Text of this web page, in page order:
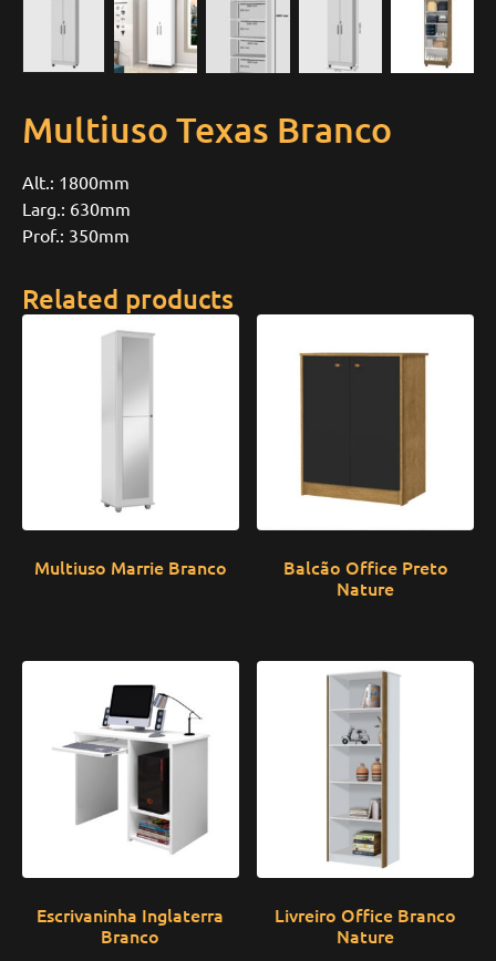
Multiuso Texas Branco
Alt.: 1800mm
Larg.: 630mm
Prof.: 350mm
Related products
Multiuso Marrie Branco
Balcão Office Preto
Nature
Escrivaninha Inglaterra
Branco
Livreiro Office Branco
Nature